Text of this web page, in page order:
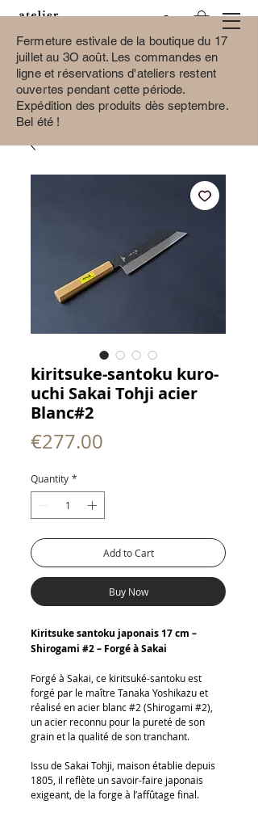
Fermeture estivale de la boutique du 17
juillet au 3O août. Les commandes en
ligne et réservations d'ateliers restent
ouvertes pendant cette période.
Expédition des produits dès septembre.
Bel été !
kiritsuke-santoku kuro-
uchi Sakai Tohji acier
Blanc#2
€277.00
Quantity *
Add to Cart
Buy Now
Kiritsuke santoku japonais 17 cm –
Shirogami #2 – Forgé à Sakai
Forgé à Sakai, ce kiritsuké-santoku est
forgé par le maître Tanaka Yoshikazu et
réalisé en acier blanc #2 (Shirogami #2),
un acier reconnu pour la pureté de son
grain et la qualité de son tranchant.
Issu de Sakai Tohji, maison établie depuis
1805, il reflète un savoir-faire japonais
exigeant, de la forge à l’affûtage final.